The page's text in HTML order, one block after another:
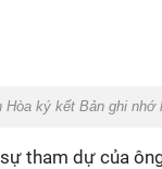
Hòa ký kết Bản ghi nhớ
tham dự của